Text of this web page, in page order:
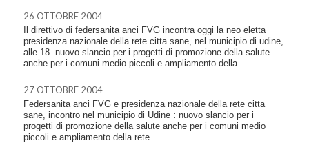
26 OTTOBRE 2004
Il direttivo di federsanita anci FVG incontra oggi la neo eletta
presidenza nazionale della rete citta sane, nel municipio di udine,
alle 18. nuovo slancio per i progetti di promozione della salute
anche per i comuni medio piccoli e ampliamento della
27 OTTOBRE 2004
Federsanita anci FVG e presidenza nazionale della rete citta
sane, incontro nel municipio di Udine : nuovo slancio per i
progetti di promozione della salute anche per i comuni medio
piccoli e ampliamento della rete.